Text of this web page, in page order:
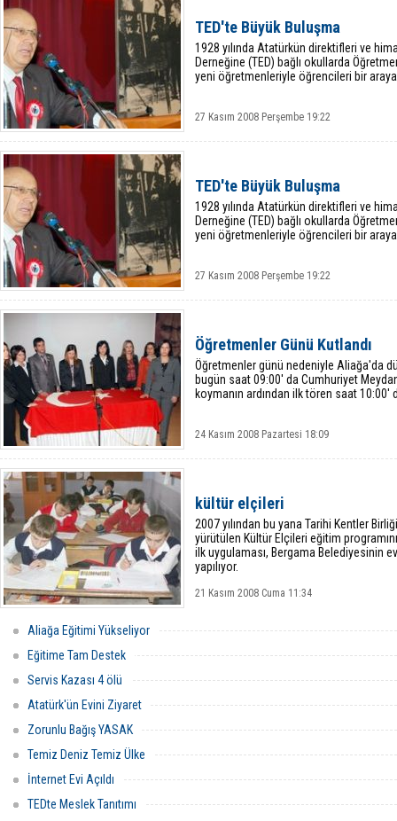
TED'te Büyük Buluşma
1928 yılında Atatürkün direktifleri ve
Derneğine (TED) bağlı okullarda
yeni öğretmenleriyle öğrencileri bir
27 Kasım 2008 Perşembe 19:22
TED'te Büyük Buluşma
1928 yılında Atatürkün direktifleri ve
Derneğine (TED) bağlı okullarda
yeni öğretmenleriyle öğrencileri bir
27 Kasım 2008 Perşembe 19:22
Öğretmenler Günü Kutlandı
Öğretmenler günü nedeniyle Aliağa'da
bugün saat 09:00' da Cumhuriyet
koymanın ardından ilk tören saat
24 Kasım 2008 Pazartesi 18:09
kültür elçileri
2007 yılından bu yana Tarihi Kentler
yürütülen Kültür Elçileri eğitim
ilk uygulaması, Bergama Belediyesinin
yapılıyor.
21 Kasım 2008 Cuma 11:34
Aliağa Eğitimi Yükseliyor
Eğitime Tam Destek
Servis Kazası 4 ölü
Atatürk'ün Evini Ziyaret
Zorunlu Bağış YASAK
Temiz Deniz Temiz Ülke
İnternet Evi Açıldı
TEDte Meslek Tanıtımı